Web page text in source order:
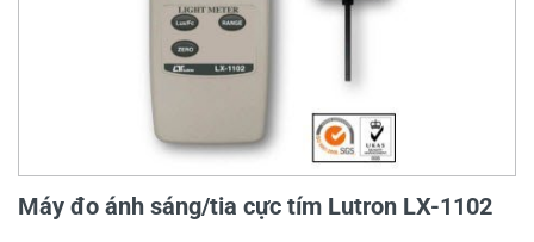
Máy đo ánh sáng/tia cực tím Lutron LX-1102